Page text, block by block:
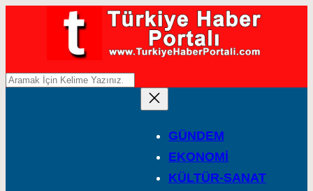
A
GÜNDEM
EKONOMİ
KÜLTÜR-SANAT